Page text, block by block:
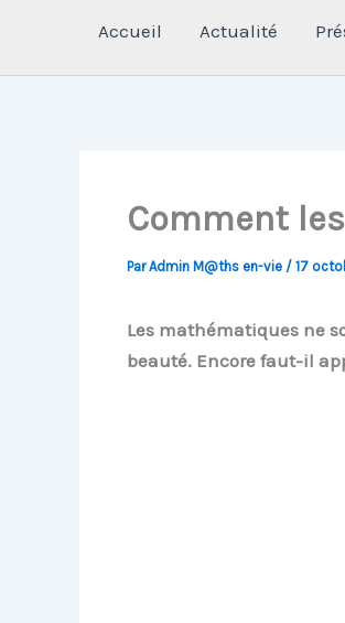
Accueil Actualité
Comment
ParAdmin M@ths en-vie / 17
Les mathématiques ne
beauté. Encore faut-il